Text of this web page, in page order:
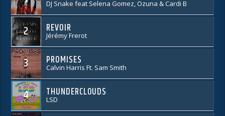
DJ Snake feat Selena Gomez, Ozuna & Cardi B
2 REVOIR
Jérémy Frerot
3 PROMISES
Calvin Harris Ft. Sam Smith
4 THUNDERCLOUDS
LSD